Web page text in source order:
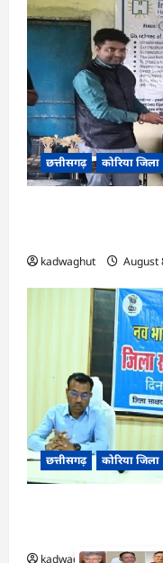
छत्तीसगढ़ कोरिया जिला
kadwaghut August
छत्तीसगढ़ कोरिया जिला
kadwaghut August